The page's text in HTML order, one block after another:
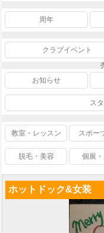
周年
クラブイベント
お知らせ
ス
教室・レッスン
スポー
脱毛・美容 個展
ホットドック&女装